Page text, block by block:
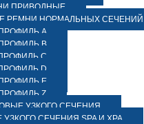
ПРИВОДНЫЕ
РЕМНИ НОРМАЛЬНЫХ СЕЧЕНИЙ
A
B
C
D
E
Z
УЗКОГО СЕЧЕНИЯ
СЕЧЕНИЯ SPA И XPA